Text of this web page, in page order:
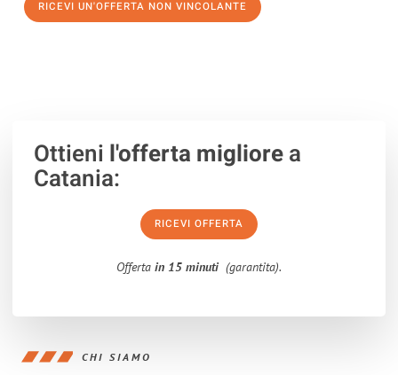
RICEVI UN'OFFERTA NON VINCOLANTE
Ottieni l'offerta migliorea
Catania:
RICEVI OFFERTA
Offerta in 15 minuti (garantita).
CHI SIAMO